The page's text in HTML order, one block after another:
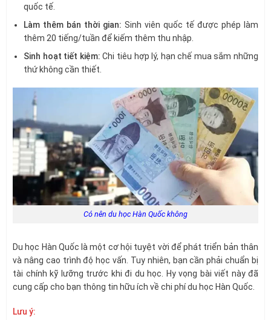
quốc tế.
Làm thêm bán thời gian: Sinh viên quốc tế được phép làm
thêm 20 tiếng/tuần để kiếm thêm thu nhập.
Sinh hoạt tiết kiệm:Chi tiêu hợp lý, hạn chế mua sắm những
thứ không cần thiết.
Có nên du học Hàn Quốc không
Du học Hàn Quốc là một cơ hội tuyệt vời để phát triển bản thân
và nâng cao trình độ học vấn. Tuy nhiên, bạn cần phải chuẩn bị
tài chính kỹ lưỡng trước khi đi du học. Hy vọng bài viết này đã
cung cấp cho bạn thông tin hữu ích về chi phí du học Hàn Quốc.
Lưu ý: